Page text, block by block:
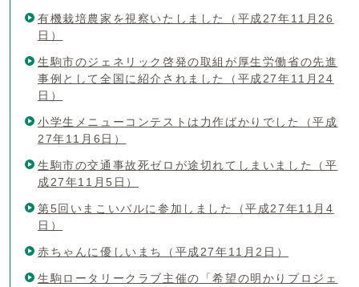
有機栽培農家を視察いたしました（平成27年11月26
日）
生駒市のジェネリック啓発の取組が厚生労働省の先進
事例として全国に紹介されました（平成27年11月24
日）
小学生メニューコンテストは力作ばかりでした（平成
27年11月6日）
生駒市の交通事故死ゼロが途切れてしまいました（平
成27年11月5日）
第5回いまこいバルに参加しました（平成27年11月4
日）
赤ちゃんに優しいまち（平成27年11月2日）
生駒ロータリークラブ主催の「希望の明かりプロジェ